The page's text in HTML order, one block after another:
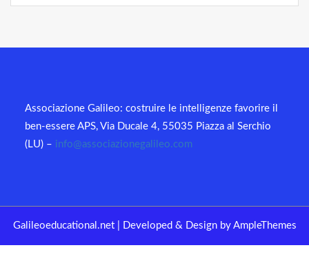
Associazione Galileo: costruire le intelligenze favorire il
ben-essere APS, Via Ducale 4, 55035 Piazza al Serchio
(LU) – info@associazionegalileo.com
Galileoeducational.net| Developed & Design by AmpleThemes